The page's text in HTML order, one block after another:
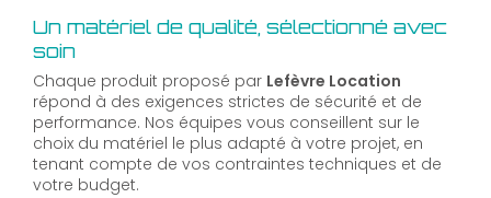
Un matériel de qualité, sélectionné avec
soin
Chaque produit proposé par Lefèvre Location
répond à des exigences strictes de sécurité et de
performance. Nos équipes vous conseillent sur le
choix du matériel le plus adapté à votre projet, en
tenant compte de vos contraintes techniques et de
votre budget.